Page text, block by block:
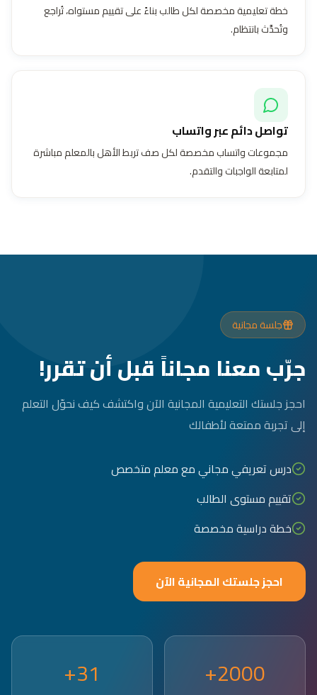
خطة تعليمية مخصصة لكل طالب بناءً على تقييم مستواه، تُراجع
وتُحدَّث بانتظام.
تواصل دائم عبر واتساب
مجموعات واتساب مخصصة لكل صف تربط الأهل بالمعلم مباشرة
لمتابعة الواجبات والتقدم.
جلسة مجانية
جرّب معنا مجاناً قبل أن تقرر!
احجز جلستك التعليمية المجانية الآن واكتشف كيف نحوّل التعلم
إلى تجربة ممتعة لأطفالك
درس تعريفي مجاني مع معلم متخصص
تقييم مستوى الطالب
خطة دراسية مخصصة
احجز جلستك المجانية الآن
2000+
31+